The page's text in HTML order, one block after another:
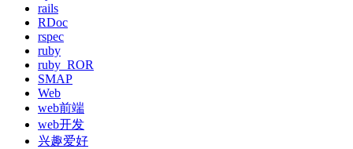
rails
RDoc
rspec
ruby
ruby_ROR
SMAP
Web
web前端
web开发
兴趣爱好